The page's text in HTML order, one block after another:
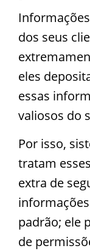
dos seus
eles
essas
valiosos do
Por isso,
tratam
extra de
padrão; ele
de